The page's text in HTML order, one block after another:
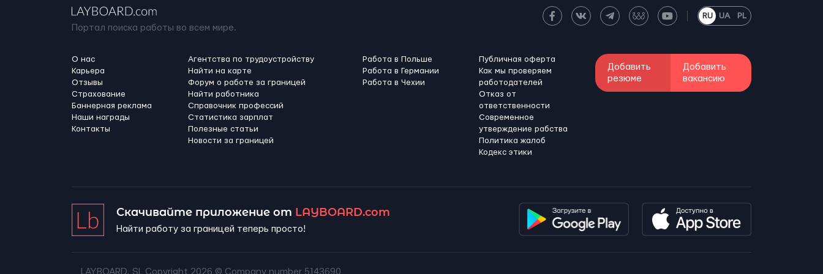
Портал поиска работы во всем мире.
RU UA PL
О нас
Карьера
Отзывы
Страхование
Баннерная реклама
Наши награды
Контакты
Агентства по трудоустройству
Найти на карте
Форум о работе за границей
Найти работника
Справочник профессий
Статистика зарплат
Полезные статьи
Новости за границей
Работа в Польше
Работа в Германии
Работа в Чехии
Публичная оферта
Как мы проверяем
работодателей
Отказ от
ответственности
Современное
утверждение рабства
Политика жалоб
Кодекс этики
Добавить
резюме
Добавить
вакансию
Скачивайте приложение от LAYBOARD.com
Найти работу за границей теперь просто!
LAYBOARD, SL Copyright 2026 © Company number 5143690